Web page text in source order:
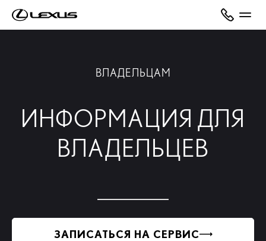
ВЛАДЕЛЬЦАМ
ИНФОРМАЦИЯ ДЛЯ
ВЛАДЕЛЬЦЕВ
ЗАПИСАТЬСЯ НА СЕРВИС